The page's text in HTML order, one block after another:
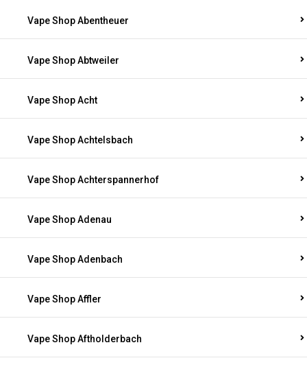
Vape Shop Abentheuer
Vape Shop Abtweiler
Vape Shop Acht
Vape Shop Achtelsbach
Vape Shop Achterspannerhof
Vape Shop Adenau
Vape Shop Adenbach
Vape Shop Affler
Vape Shop Aftholderbach